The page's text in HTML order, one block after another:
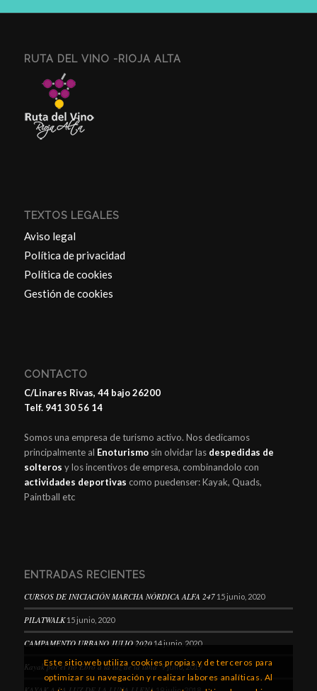
RUTA DEL VINO -RIOJA ALTA
TEXTOS LEGALES
Aviso legal
Política de privacidad
Política de cookies
Gestión de cookies
CONTACTO
C/Linares Rivas, 44 bajo 26200
Telf. 941 30 56 14
Somos una empresa de turismo activo. Nos dedicamos
principalmente al Enoturismosin olvidar las despedidas de
solteros y los incentivos de empresa, combinandolo con
actividades deportivas como puedenser: Kayak, Quads,
Paintball etc
ENTRADAS RECIENTES
CURSOS DE INICIACIÓN MARCHA NÓRDICA ALFA 247 15 junio, 2020
PILATWALK 15 junio, 2020
CAMPAMENTO URBANO JULIO 202014 junio, 2020
Kayak por el río Ebro a la luz de la luna9 julio, 2019
Este sitio web utiliza cookies propias y de terceros para
optimizar su navegación y realizar labores analíticas. Al